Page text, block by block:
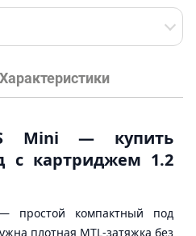
Характеристики
Mini — купить
с картриджем 1.2
простой компактный под
плотная MTL-затяжка без